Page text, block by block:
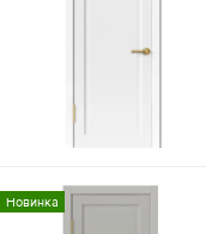
Новинка